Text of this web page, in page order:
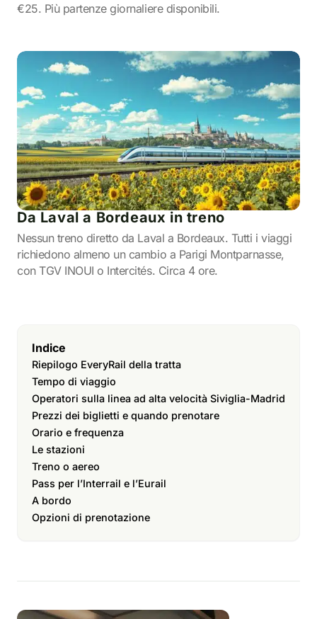
€25. Più partenze giornaliere disponibili.
Da Laval a Bordeaux in treno
Nessun treno diretto da Laval a Bordeaux. Tutti i viaggi
richiedono almeno un cambio a Parigi Montparnasse,
con TGV INOUI o Intercités. Circa 4 ore.
Indice
Riepilogo EveryRail della tratta
Tempo di viaggio
Operatori sulla linea ad alta velocità Siviglia-Madrid
Prezzi dei biglietti e quando prenotare
Orario e frequenza
Le stazioni
Treno o aereo
Pass per l’Interrail e l’Eurail
A bordo
Opzioni di prenotazione